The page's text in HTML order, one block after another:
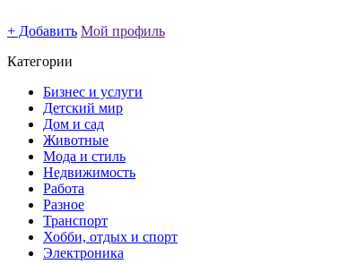
+ Добавить Мой профиль
Категории
Бизнес и услуги
Детский мир
Дом и сад
Животные
Мода и стиль
Недвижимость
Работа
Разное
Транспорт
Хобби, отдых и спорт
Электроника